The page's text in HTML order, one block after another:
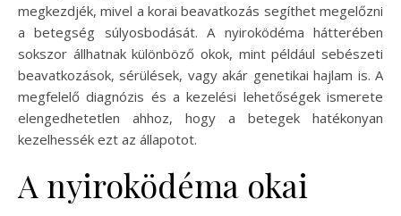
megkezdjék, mivel a korai beavatkozás segíthet megelőzni
a betegség súlyosbodását. A nyiroködéma hátterében
sokszor állhatnak különböző okok, mint például sebészeti
beavatkozások, sérülések, vagy akár genetikai hajlam is. A
megfelelő diagnózis és a kezelési lehetőségek ismerete
elengedhetetlen ahhoz, hogy a betegek hatékonyan
kezelhessék ezt az állapotot.
A nyiroködéma okai